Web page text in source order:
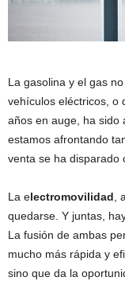
La gasolina y el gas
vehículos eléctricos, o
años en auge, ha sido
estamos afrontando
venta se ha disparado
La electromovilidad
quedarse. Y juntas,
La fusión de ambas
mucho más rápida y
sino que da la